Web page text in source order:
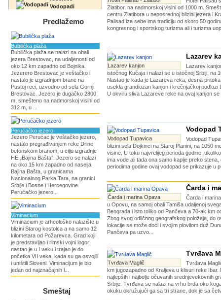
Vodopadi
Predlažemo
Bubilička plaža
Bubilička plaža se nalazi na obali
jezera Brestovac, na udaljenosti od
oko 12 km zapadno od Bojnika.
Jezerero Brestovac je veštačko i
nastalo je izgradnjom brane na
Pustoj reci, uzvodno od sela Gornji
Brestovac. Jezero je dugačko 2800
m, smešteno na nadmorskoj visini od
312 m, u ...
Perućačko jezero
Jezero Perućac je veštačko jezero,
nastalo pregrađivanjem reke Drine
betonskom branom, u cilju izgradnje
HE „Bajina Bašta”. Jezero se nalazi
na oko 15 km zapadno od naselja
Bajina Bašta, u granicama
Nacionalnog Parka Tara, na granici
Srbije i Bosne i Hercegovine.
Perućačko jezero...
Viminacium
Viminacium je arheološko nalazište u
blizini Starog kostolca a na samo 12
kilometara od Požarevca. Grad koji
je predstavljao i rimski vojni logor
nastao je u I veku i trajao je do
početka VII veka, kada su ga osvojili
i uništili Sloveni. Viminacijum je bio
jedan od najznačajnih l...
Smeštaj
Zlatibor, na nadmorskoj visini od 1000 m.
centru Zlatibora u neposrednoj blizini jezera i
Palisad iza sebe ima tradiciju od skoro 50
kongresnog i sportskog turizma ali i turizma
Lazarev kanjon
Lazarev
Lazarev
istočnog Kučaja i nalazi se u istočnoj Srbiji, na
Nastao je kada je Lazareva reka, desna
usekla grandiozan kanjon i krečnjačkoj podlozi
U okviru sliva Lazareve reke na ovaj kanjon se
Vodopad Tupavica
Vodopad
Vodopad
blizini sela Dojkinci na Staroj Planini, na 1050
visine. U toku najvrelijeg perioda godine,
ima vode ali tada ona samo kaplje preko stena,
periodima godine ovaj vodopad se prikazuje u
Čarda i marina Opava
Čarda i
Čarda i
u Opovu, na samoj obali Tamiša udaljenoj
Beograda i isto toliko od Pančeva a 70-ak km
Zbog svog odličnog geografskog položaja, do
lokacije se može doći i svojim plovilom duž
Pančeva pa uzvo...
Tvrđava Maglič
Tvrđava
Tvrđava
km jugozapadno od Kraljeva u klisuri reke Ibar.
najlepših i najbolje očuvanih srednjevekovnih
Srbije. Tvrđava se nalazi na vrhu brda oko
okuku okružujući ga sa tri strane, dok je sa